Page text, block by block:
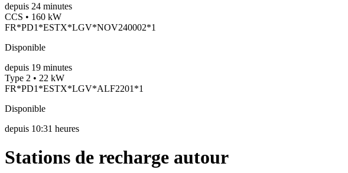
depuis 24 minutes
CCS • 160 kW
FR*PD1*ESTX*LGV*NOV240002*1
Disponible
depuis 19 minutes
Type 2 • 22 kW
FR*PD1*ESTX*LGV*ALF2201*1
Disponible
depuis 10:31 heures
Stations de recharge autour